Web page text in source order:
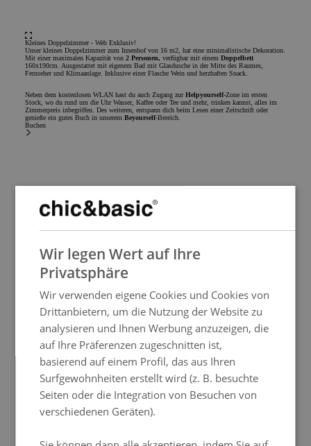
Kleines Doppelzimmer - Web Exklusiv!
Unser kleines Doppelzimmer zum Innenhof von 16 m2, hat eine minimalistische Dekoration.
Mit einer maximalen Kapazität von 2 Personen, verfügbar mit einem Doppelbett
160x190cm. Ausgestattet mit eigenem Bad mit Glasdusche in der Mitte des Raumes,
Fernseher und Klimaanlage. Inklusive einer Flasche Wein und herzhaften Snack.
Neben dem kostenlosen WLAN hast du auch Zugang zurHelpyourself-Zone im ersten
Stock, wo du rund um die Uhr Wasser, Kaffee oder Tee und mehr, trinken kannst, alles im
Zimmerpreis inbegriffen. Des weiteren, entspann dich beim Lesen einer Zeitschrift oder
genieße ein gutes Buch in unserem Beyourself-Bereich.
Buchen
Unser kleines, 17 m2 Doppelzimmer ist modern und minimalistisch eingerichtet und bietet
Blicke auf einen Innenhof. Erhältlich mit einem
Personen. Ausgestattet mit einem Badezimmer mit einer Glasdusche in der Mitte des
Zimmers, einem Fernseher und einer Klimaanlage.
Neben dem kostenlosen WLAN hast du auch Zugang zurHelpyourself
Stock, wo du rund um die Uhr Wasser, Kaffee oder Tee und mehr, trinken kannst, alles im
genieße ein gutes Buch in unseremBeyourself-Bereich.
SPANISH
ITALIAN
GERMAN
Wir legen Wert auf Ihre
Privatsphäre
Wir verwenden eigene Cookies und Cookies von
Drittanbietern, um die Nutzung der Website zu
analysieren und Ihnen Werbung anzuzeigen, die
auf Ihre Präferenzen zugeschnitten ist,
basierend auf einem Profil, das aus Ihren
Surfgewohnheiten erstellt wird (z. B. besuchte
Seiten oder die Integration von Besuchen von
verschiedenen Geräten).